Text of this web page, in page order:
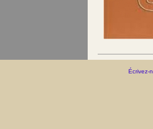
Écrivez-